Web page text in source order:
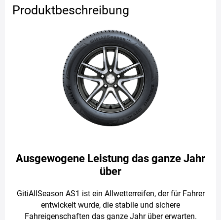
Produktbeschreibung
Ausgewogene Leistung das ganze Jahr
über
GitiAllSeason AS1 ist ein Allwetterreifen, der für Fahrer
entwickelt wurde, die stabile und sichere
Fahreigenschaften das ganze Jahr über erwarten.